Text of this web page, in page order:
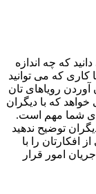
که چه اندازه
کاری که می توانید
آوردن رویاهای تان
که با دیگران
شما مهم است.
توضیح ندهید
افکارتان را با
امور قرار